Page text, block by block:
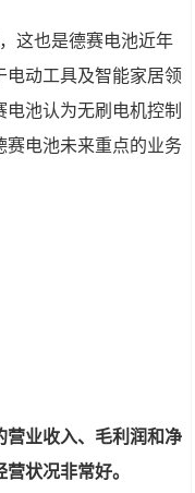
这也是德赛电池近年
电动工具及智能家居领
池认为无刷电机控制
赛电池未来重点的业务
营业收入、毛利润和净
状况非常好。